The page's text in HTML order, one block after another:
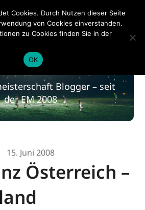
EM 2020
Blogger – seit
der EM 2008
15. Juni 2008
Österreich –
Cookies. Durch Nutzen dieser Seite
von Cookies einverstanden.
zu Cookies finden Sie in der
OK